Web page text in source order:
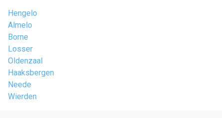
Hengelo
Almelo
Borne
Losser
Oldenzaal
Haaksbergen
Neede
Wierden